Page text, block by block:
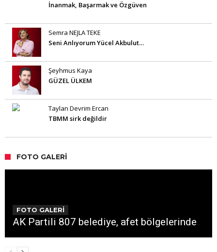
İnanmak, Başarmak ve Özgüven
Semra NEJLA TEKE
Seni Anlıyorum Yücel Akbulut…
Şeyhmus Kaya
GÜZEL ÜLKEM
Taylan Devrim Ercan
TBMM sirk değildir
FOTO GALERI
FOTO GALERİ
AK Partili 807 belediye, afet bölgelerinde